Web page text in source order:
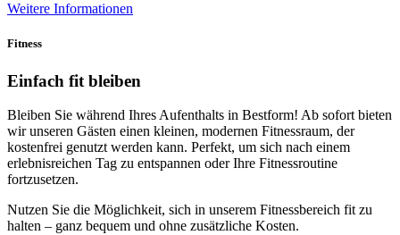
Weitere Informationen
Fitness
Einfach fit bleiben
Bleiben Sie während Ihres Aufenthalts in Bestform! Ab sofort bieten
wir unseren Gästen einen kleinen, modernen Fitnessraum, der
kostenfrei genutzt werden kann. Perfekt, um sich nach einem
erlebnisreichen Tag zu entspannen oder Ihre Fitnessroutine
fortzusetzen.
Nutzen Sie die Möglichkeit, sich in unserem Fitnessbereich fit zu
halten – ganz bequem und ohne zusätzliche Kosten.